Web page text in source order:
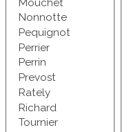
Mouchet
Nonnotte
Pequignot
Perrier
Perrin
Prevost
Rately
Richard
Tournier